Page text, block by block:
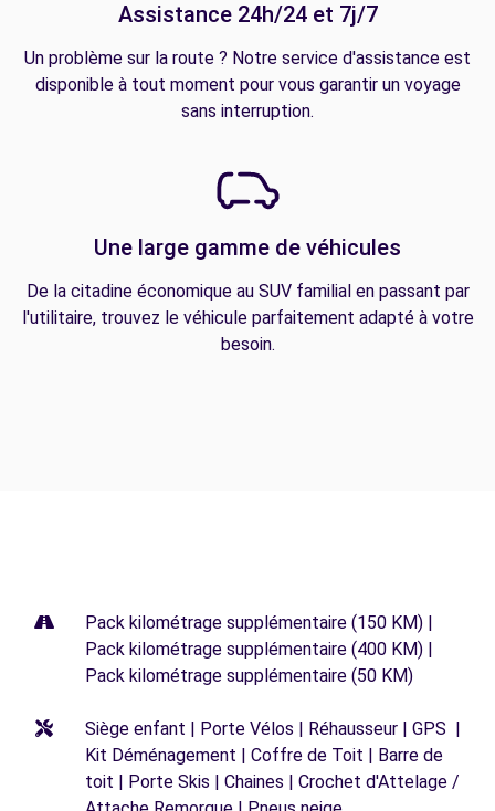
Assistance 24h/24 et 7j/7
Un problème sur la route ? Notre service d'assistance est
disponible à tout moment pour vous garantir un voyage
sans interruption.
Une large gamme de véhicules
De la citadine économique au SUV familial en passant par
l'utilitaire, trouvez le véhicule parfaitement adapté à votre
besoin.
Pack kilométrage supplémentaire (150 KM) |
Pack kilométrage supplémentaire (400 KM) |
Pack kilométrage supplémentaire (50 KM)
Siège enfant | Porte Vélos | Réhausseur | GPS |
Kit Déménagement | Coffre de Toit | Barre de
toit | Porte Skis | Chaines | Crochet d'Attelage /